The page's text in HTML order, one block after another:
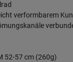
verformbarem
52-57 cm (260g)